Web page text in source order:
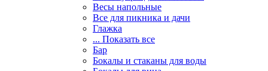
Весы напольные
Все для пикника и дачи
Глажка
... Показать все
Бар
Бокалы и стаканы для воды